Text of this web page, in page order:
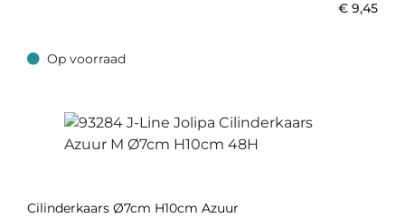
€ 9,45
Op voorraad
Op voorraad
Cilinderkaars Ø7cm H10cm Azuur